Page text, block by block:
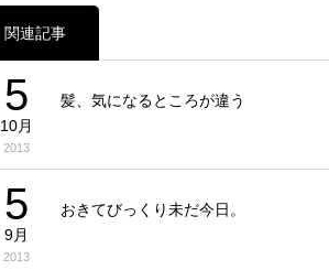
関連記事
5
10月
2013
髪、気になるところが違う
5
9月
2013
おきてびっくり未だ今日。